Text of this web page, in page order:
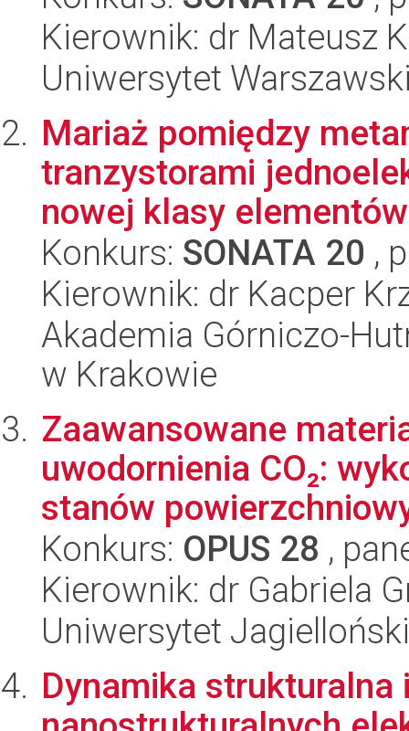
Kierownik: dr Mateusz
Uniwersytet
Mariaż pomiędzy
tranzystorami
nowej klasy
Konkurs: SONATA 20 ,
Kierownik: dr Kacper
Akademia Górniczo-
w Krakowie
Zaawansowane
uwodornienia CO₂:
stanów
Konkurs: OPUS 28 ,
Kierownik: dr Gabriela
Uniwersytet Jagielloński
Dynamika strukturalna